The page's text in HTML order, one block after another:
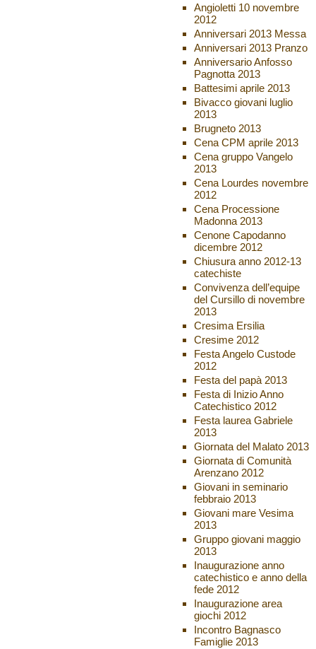
Angioletti 10 novembre
2012
Anniversari 2013 Messa
Anniversari 2013 Pranzo
Anniversario Anfosso
Pagnotta 2013
Battesimi aprile 2013
Bivacco giovani luglio
2013
Brugneto 2013
Cena CPM aprile 2013
Cena gruppo Vangelo
2013
Cena Lourdes novembre
2012
Cena Processione
Madonna 2013
Cenone Capodanno
dicembre 2012
Chiusura anno 2012-13
catechiste
Convivenza dell’equipe
del Cursillo di novembre
2013
Cresima Ersilia
Cresime 2012
Festa Angelo Custode
2012
Festa del papà 2013
Festa di Inizio Anno
Catechistico 2012
Festa laurea Gabriele
2013
Giornata del Malato 2013
Giornata di Comunità
Arenzano 2012
Giovani in seminario
febbraio 2013
Giovani mare Vesima
2013
Gruppo giovani maggio
2013
Inaugurazione anno
catechistico e anno della
fede 2012
Inaugurazione area
giochi 2012
Incontro Bagnasco
Famiglie 2013